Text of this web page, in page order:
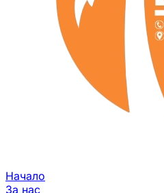
Начало
За нас